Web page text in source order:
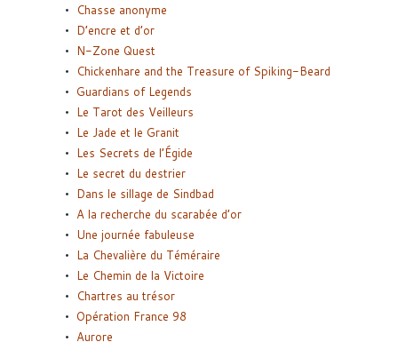
Chasse anonyme
D’encre et d’or
N-Zone Quest
Chickenhare and the Treasure of Spiking-Beard
Guardians of Legends
Le Tarot des Veilleurs
Le Jade et le Granit
Les Secrets de l’Égide
Le secret du destrier
Dans le sillage de Sindbad
A la recherche du scarabée d’or
Une journée fabuleuse
La Chevalière du Téméraire
Le Chemin de la Victoire
Chartres au trésor
Opération France 98
Aurore